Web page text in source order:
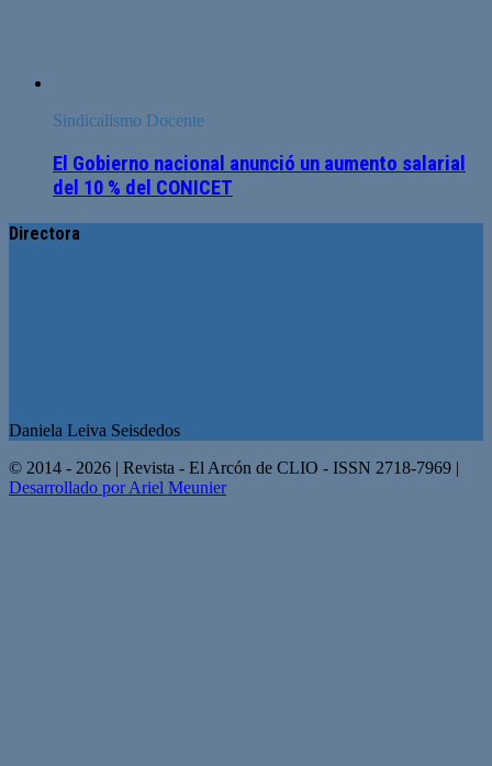
Sindicalismo Docente
El Gobierno nacional anunció un aumento salarial
del 10 % del CONICET
Directora
Daniela Leiva Seisdedos
© 2014 - 2026 | Revista - El Arcón de CLIO - ISSN 2718-7969 |
Desarrollado por Ariel Meunier